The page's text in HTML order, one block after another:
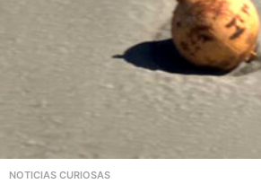
NOTICIAS CURIOSAS